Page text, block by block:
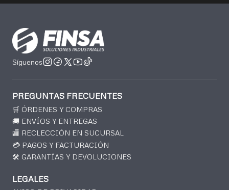
Síguenos
PREGUNTAS FRECUENTES
🛒 ÓRDENES Y COMPRAS
🚚 ENVÍOS Y ENTREGAS
🏬 RECLECCIÓN EN SUCURSAL
💳 PAGOS Y FACTURACIÓN
🛠️ GARANTÍAS Y DEVOLUCIONES
LEGALES